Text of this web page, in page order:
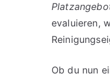
evaluieren,
Ob du nun